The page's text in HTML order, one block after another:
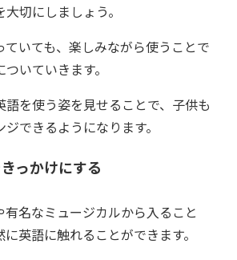
切にしましょう。
ていても、楽しみながら使うことで
いていきます。
語を使う姿を見せることで、子供も
できるようになります。
っかけにする
有名なミュージカルから入ること
英語に触れることができます。